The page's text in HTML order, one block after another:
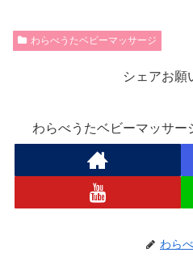
わらべうたベビーマッサージ
シェアお願
わらべうたベビーマッサー
わら